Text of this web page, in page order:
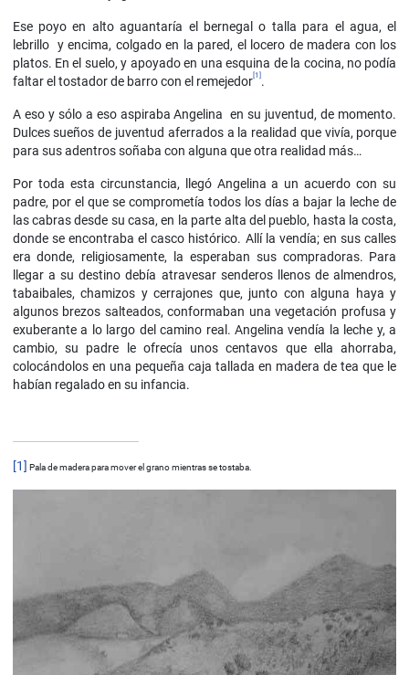
Ese poyo en alto aguantaría el bernegal o talla para el agua, el
lebrillo y encima, colgado en la pared, el locero de madera con los
platos. En el suelo, y apoyado en una esquina de la cocina, no podía
faltar el tostador de barro con el remejedor [1] .
A eso y sólo a eso aspiraba Angelina en su juventud, de momento.
Dulces sueños de juventud aferrados a la realidad que vivía, porque
para sus adentros soñaba con alguna que otra realidad más…
Por toda esta circunstancia, llegó Angelina a un acuerdo con su
padre, por el que se comprometía todos los días a bajar la leche de
las cabras desde su casa, en la parte alta del pueblo, hasta la costa,
donde se encontraba el casco histórico. Allí la vendía; en sus calles
era donde, religiosamente, la esperaban sus compradoras. Para
llegar a su destino debía atravesar senderos llenos de almendros,
tabaibales, chamizos y cerrajones que, junto con alguna haya y
algunos brezos salteados, conformaban una vegetación profusa y
exuberante a lo largo del camino real. Angelina vendía la leche y, a
cambio, su padre le ofrecía unos centavos que ella ahorraba,
colocándolos en una pequeña caja tallada en madera de tea que le
habían regalado en su infancia.
[1] Pala de madera para mover el grano mientras se tostaba.